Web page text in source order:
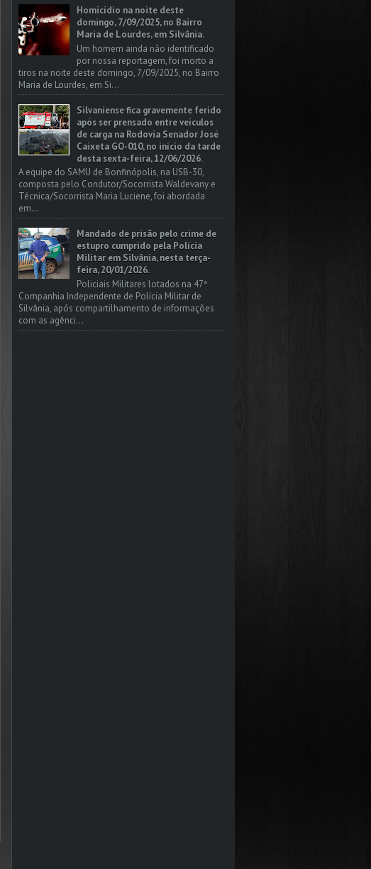
Homicídio na noite deste
domingo, 7/09/2025, no Bairro
Maria de Lourdes, em Silvânia.
Um homem ainda não identificado
por nossa reportagem, foi morto a
tiros na noite deste domingo, 7/09/2025, no Bairro
Maria de Lourdes, em Si...
Silvaniense fica gravemente ferido
após ser prensado entre veículos
de carga na Rodovia Senador José
Caixeta GO-010, no início da tarde
desta sexta-feira, 12/06/2026.
A equipe do SAMU de Bonfinópolis, na USB-30,
composta pelo Condutor/Socorrista Waldevany e
Técnica/Socorrista Maria Luciene, foi abordada
em...
Mandado de prisão pelo crime de
estupro cumprido pela Polícia
Militar em Silvânia, nesta terça-
feira, 20/01/2026.
Policiais Militares lotados na 47ª
Companhia Independente de Polícia Militar de
Silvânia, após compartilhamento de informações
com as agênci...